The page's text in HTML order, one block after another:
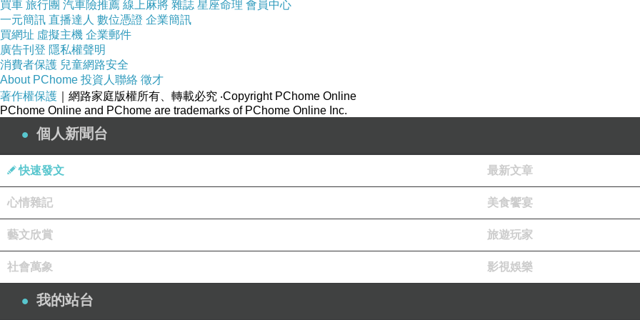
各式各樣的哆啦A夢，百種不同造型，還有微型劇院，獨家放映由日本團隊專為台灣展覽製作的原創短篇
買車 旅行團 汽車險推薦 線上麻將 雜誌 星座命理 會員中心
一元簡訊 直播達人 數位憑證 企業簡訊
買網址 虛擬主機 企業郵件
廣告刊登 隱私權聲明
消費者保護 兒童網路安全
About PChome 投資人聯絡 徵才
著作權保護 ｜網路家庭版權所有、轉載必究 ‧Copyright PChome Online
PChome Online and PChome are trademarks of PChome Online Inc.
個人新聞台
快速發文 最新文章
心情雜記 美食饗宴
藝文欣賞 旅遊玩家
社會萬象 影視娛樂
我的站台